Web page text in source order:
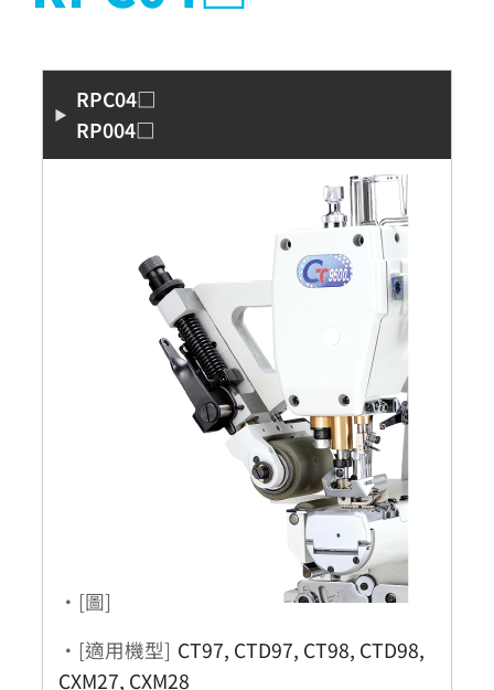
RPC04□
RP004□
・[圖]
・[適用機型] CT97, CTD97, CT98, CTD98,
CXM27, CXM28